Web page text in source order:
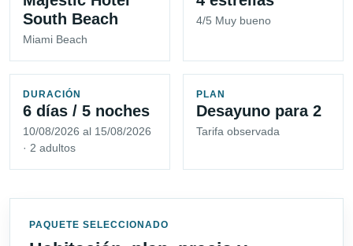
South Beach
Miami Beach
4/5 Muy bueno
DURACIÓN
6 días / 5 noches
10/08/2026 al 15/08/2026
· 2 adultos
PLAN
Desayuno para 2
Tarifa observada
PAQUETE SELECCIONADO